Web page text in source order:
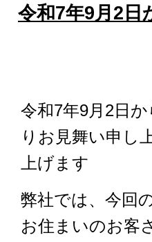
令和7年9月2日
令和7年9月2日
りお見舞い申し
上げます
弊社では、今回
お住まいのお客